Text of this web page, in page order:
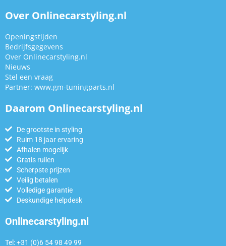
Over Onlinecarstyling.nl
Openingstijden
Bedrijfsgegevens
Over Onlinecarstyling.nl
Nieuws
Stel een vraag
Partner: www.gm-tuningparts.nl
Daarom Onlinecarstyling.nl
De grootste in styling
Ruim 18 jaar ervaring
Afhalen mogelijk
Gratis ruilen
Scherpste prijzen
Veilig betalen
Volledige garantie
Deskundige helpdesk
Onlinecarstyling.nl
Tel: +31 (0)6 54 98 49 99